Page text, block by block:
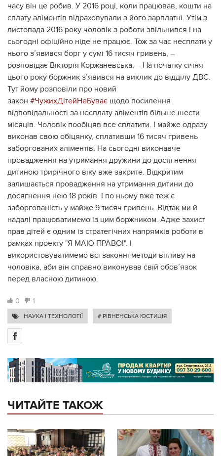
часу він це робив. У 2016 році, коли працював, кошти на
сплату аліментів відраховували з його зарплатні. Утім з
листопада 2016 року чоловік з роботи звільнився і на
сьогодні офіційно ніде не працює. Тож за час несплати у
нього з’явився борг у сумі 16 тисяч гривень, –
розповідає Вікторія Коржаневська. – На початку січня
цього року боржник з’явився на виклик до відділу ДВС.
Тут йому розповіли про новий
закон #ЧужихДітейНеБуває щодо посилення
відповідальності за несплату аліментів більше шести
місяців. Чоловік пообіцяв все сплатити. І майже одразу
виконав свою обіцянку, сплативши 16 тисяч гривень
заборгованих аліментів. На сьогодні виконавче
провадження на утримання дружини до досягнення
дитиною трирічного віку вже закрите. Відкритим
залишається провадження на утримання дитини до
досягнення нею 18 років. І по ньому вже теж є
заборгованість у майже 9 тисяч гривень. Відтак ми й
надалі працюватимемо із цим боржником. Адже захист
прав дітей є одним із стратегічних напрямків роботи в
рамках проекту "Я МАЮ ПРАВО!". І
використовуватимемо всі законні методи впливу на
чоловіка, аби він справно виконував свій обов’язок
перед власною дитиною.
0 1
НАУКА І ТЕХНОЛОГІЇ # РІВНЕНСЬКА ЮСТИЦІЯ
ЧИТАЙТЕ ТАКОЖ